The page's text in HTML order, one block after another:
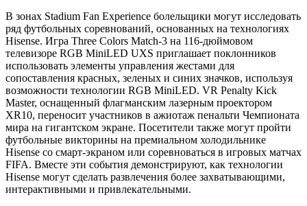
В зонах Stadium Fan Experience болельщики могут исследовать
ряд футбольных соревнований, основанных на технологиях
Hisense. Игра Three Colors Match-3 на 116-дюймовом
телевизоре RGB MiniLED UXS приглашает поклонников
использовать элементы управления жестами для
сопоставления красных, зеленых и синих значков, используя
возможности технологии RGB MiniLED. VR Penalty Kick
Master, оснащенный флагманским лазерным проектором
XR10, переносит участников в ажиотаж пенальти Чемпионата
мира на гигантском экране. Посетители также могут пройти
футбольные викторины на премиальном холодильнике
Hisense со смарт-экраном или соревноваться в игровых матчах
FIFA. Вместе эти события демонстрируют, как технологии
Hisense могут сделать развлечения более захватывающими,
интерактивными и привлекательными.